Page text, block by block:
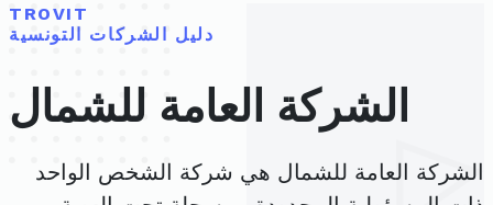
TROVIT
دليل الشركات التونسية
الشركة العامة للشمال
الشركة العامة للشمال هي شركة الشخص الواحد